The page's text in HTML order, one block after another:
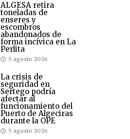
ALGESA retira
toneladas de
enseres y
escombros
abandonados de
forma incívica en La
Perlita
5 agosto 2026
La crisis de
seguridad en
Sertego podría
afectar al
funcionamiento del
Puerto de Algeciras
durante la OPE
5 agosto 2026